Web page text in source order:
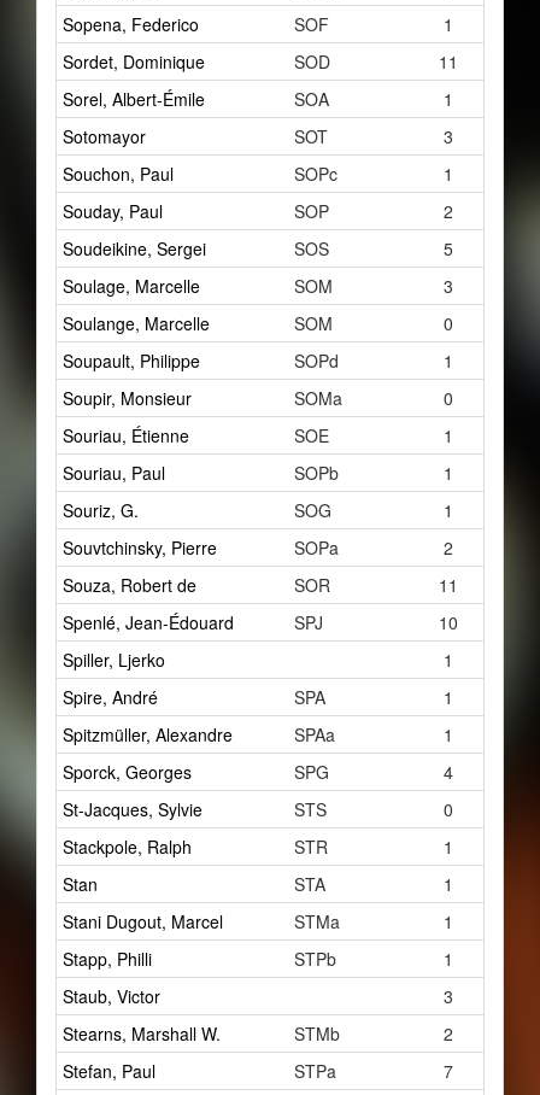
Sopena, Federico
SOF
1
Sordet, Dominique
SOD
11
Sorel, Albert-Émile
SOA
1
Sotomayor
SOT
3
Souchon, Paul
SOPc
1
Souday, Paul
SOP
2
Soudeikine, Sergei
SOS
5
Soulage, Marcelle
SOM
3
Soulange, Marcelle
SOM
0
Soupault, Philippe
SOPd
1
Soupir, Monsieur
SOMa
0
Souriau, Étienne
SOE
1
Souriau, Paul
SOPb
1
Souriz, G.
SOG
1
Souvtchinsky, Pierre
SOPa
2
Souza, Robert de
SOR
11
Spenlé, Jean-Édouard
SPJ
10
Spiller, Ljerko
1
Spire, André
SPA
1
Spitzmüller, Alexandre
SPAa
1
Sporck, Georges
SPG
4
St-Jacques, Sylvie
STS
0
Stackpole, Ralph
STR
1
Stan
STA
1
Stani Dugout, Marcel
STMa
1
Stapp, Philli
STPb
1
Staub, Victor
3
Stearns, Marshall W.
STMb
2
Stefan, Paul
STPa
7